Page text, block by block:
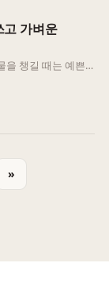
고 가벼운
을 챙길 때는 예쁜
함께 건넬지를 나
이름은 필통이지
»